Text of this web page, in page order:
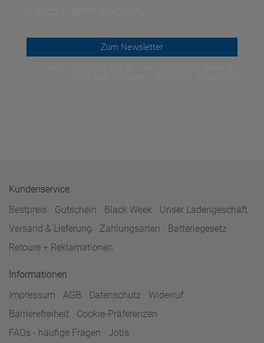
Zum Newsletter
Kundenservice
Bestpreis
Gutschein Black Week
Unser Ladengeschäft
Versand & Lieferung
Zahlungsarten
Batteriegesetz
Retoure + Reklamationen
Informationen
Impressum
AGB Datenschutz
Widerruf
Barrierefreiheit
Cookie-Präferenzen
FAQs - häufige Fragen
Jobs